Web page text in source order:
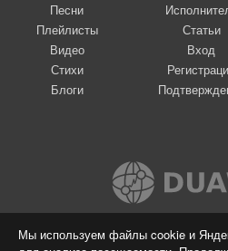
Мы используем файлы cookie и
Песни
Плейлисты
Видео
Стихи
Блоги
Статьи
Вход